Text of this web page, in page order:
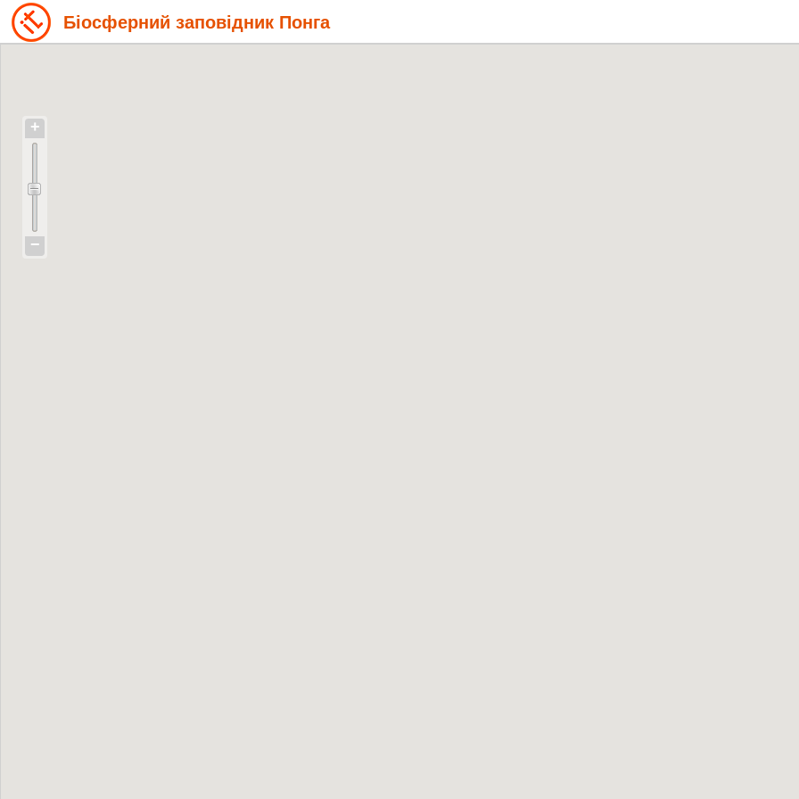
Біосферний заповідник Понга
+
−